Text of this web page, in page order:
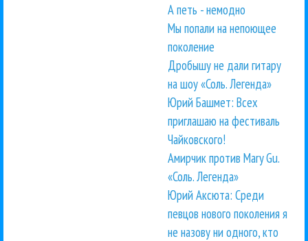
А петь - немодно
Мы попали на непоющее
поколение
Дробышу не дали гитару
на шоу «Соль. Легенда»
Юрий Башмет: Всех
приглашаю на фестиваль
Чайковского!
Амирчик против Mary Gu.
«Соль. Легенда»
Юрий Аксюта: Среди
певцов нового поколения я
не назову ни одного, кто